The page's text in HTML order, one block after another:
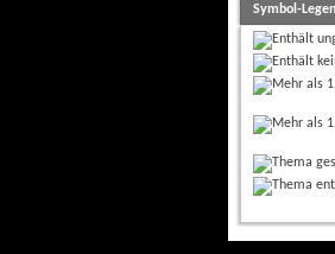
Symbol-